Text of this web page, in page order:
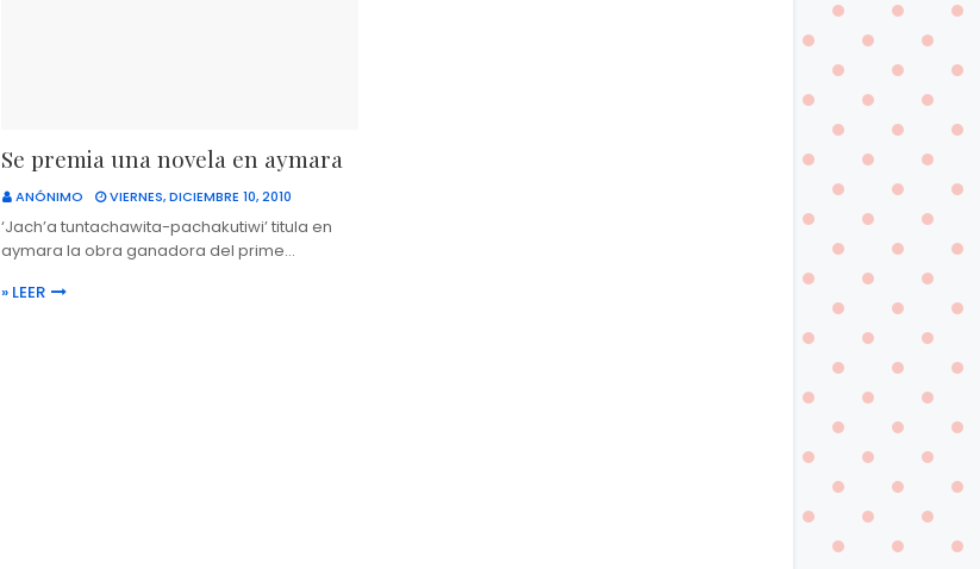
Se premia una novela en aymara
ANÓNIMO VIERNES, DICIEMBRE 10, 2010
‘Jach’a tuntachawita-pachakutiwi’ titula en
aymara la obra ganadora del prime…
» LEER